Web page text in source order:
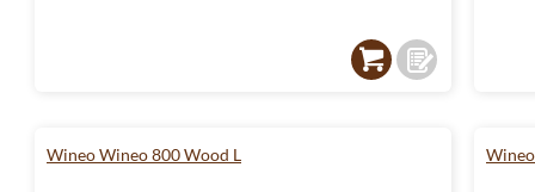
Wineo Wineo 800 Wood L